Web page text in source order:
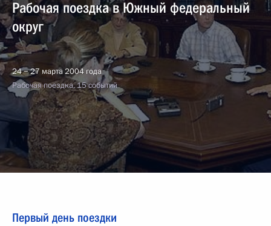
Рабочая поездка в Южный федеральный
округ
24 − 27 марта 2004 года
Рабочая поездка, 15 событий
Первый день поездки